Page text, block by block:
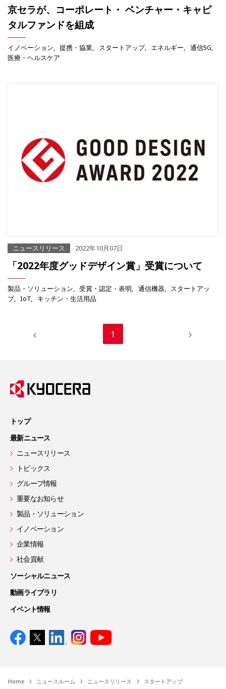
京セラが、コーポレート・ ベンチャー・キャピ
タルファンドを組成
イノベーション 提携・協業 スタートアップ エネルギー
通信5G
医療・ヘルスケア
ニュースリリース 2022年10月07日
「2022年度グッドデザイン賞」受賞について
製品・ソリューション 受賞・認定・表明 通信機器
スタートアッ
プ
IoT キッチン・生活用品
1
トップ
最新ニュース
ニュースリリース
トピックス
グループ情報
重要なお知らせ
製品・ソリューション
イノベーション
企業情報
社会貢献
ソーシャルニュース
動画ライブラリ
イベント情報
Home ニュースルーム ニュースリリース スタートアップ